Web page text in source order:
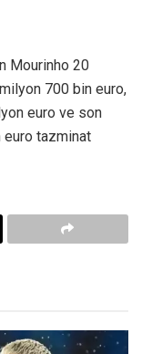
Mourinho 20
700 bin euro,
euro ve son
euro tazminat